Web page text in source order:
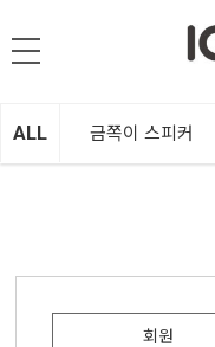
ALL 금쪽이 스피커
회원